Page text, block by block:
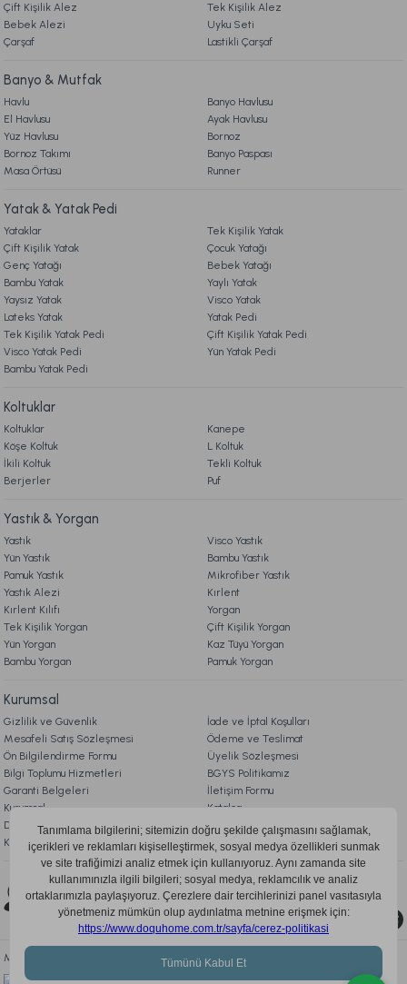
Gönder
5. İADE & DEĞİŞİM
7. KAMPANYA & İNDİRİMLER
9. YATAK & KOLTUK SİPARİŞ VE İADE İŞLEMLERİ
1.299,00 TL
Ücretsiz Kargo
1.299,00 TL
Banyo Paspası Harmo Gri
1.299,00 TL
Ücretsiz Kargo
Banyo Paspası Harmo Vizon
1.299,00 TL
Banyo Paspası Harmo Yeşil
1.299,00 TL
Ücretsiz Kargo
Banyo Paspası Lora Gri
1.099,00 TL
Ücretsiz Kargo
1.299,00 TL
Banyo Paspası Arte Antrasit-Krem
1.099,00 TL
Çift Kişilik Alez
Tek Kişilik Alez
Bebek Alezi
Uyku Seti
Çarşaf
Lastikli Çarşaf
Banyo & Mutfak
Havlu
Banyo Havlusu
El Havlusu
Ayak Havlusu
Yüz Havlusu
Bornoz
Bornoz Takımı
Banyo Paspası
Masa Örtüsü
Runner
Yatak & Yatak Pedi
Yataklar
Tek Kişilik Yatak
Çift Kişilik Yatak
Çocuk Yatağı
Genç Yatağı
Bebek Yatağı
Bambu Yatak
Yaylı Yatak
Yaysız Yatak
Visco Yatak
Lateks Yatak
Yatak Pedi
Tek Kişilik Yatak Pedi
Çift Kişilik Yatak Pedi
Visco Yatak Pedi
Yün Yatak Pedi
Bambu Yatak Pedi
Koltuklar
Koltuklar
Kanepe
Köşe Koltuk
L Koltuk
İkili Koltuk
Tekli Koltuk
Berjerler
Puf
Yastık & Yorgan
Yastık
Visco Yastık
Yün Yastık
Bambu Yastık
Pamuk Yastık
Mikrofiber Yastık
Yastık Alezi
Kırlent
Kırlent Kılıfı
Yorgan
Tek Kişilik Yorgan
Çift Kişilik Yorgan
Yün Yorgan
Kaz Tüyü Yorgan
Bambu Yorgan
Pamuk Yorgan
Kurumsal
Gizlilik ve Güvenlik
İade ve İptal Koşulları
Mesafeli Satış Sözleşmesi
Ödeme ve Teslimat
Ön Bilgilendirme Formu
Üyelik Sözleşmesi
Bilgi Toplumu Hizmetleri
BGYS Politikamız
Garanti Belgeleri
İletişim Formu
Kurumsal
Katalog
Doqu Blog
Çerez Politikası
KVKK Aydınlatma Metni
Bizi Takip Edin
0850 205 03 35
Mobil Uygulamayı İndir, Fırsatları Kaçırma!